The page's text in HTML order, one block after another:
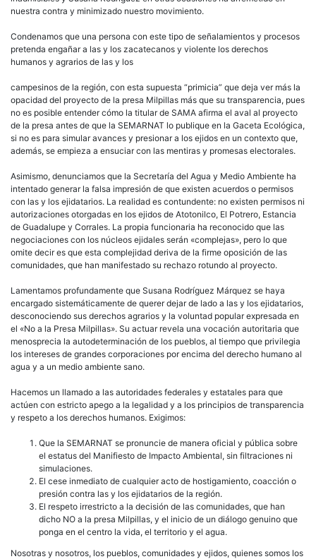
nuestra contra y minimizado nuestro movimiento.
Condenamos que una persona con este tipo de señalamientos y procesos
pretenda engañar a las y los zacatecanos y violente los derechos
humanos y agrarios de las y los
campesinos de la región, con esta supuesta “primicia” que deja ver más la
opacidad del proyecto de la presa Milpillas más que su transparencia, pues
no es posible entender cómo la titular de SAMA afirma el aval al proyecto
de la presa antes de que la SEMARNAT lo publique en la Gaceta Ecológica,
si no es para simular avances y presionar a los ejidos en un contexto que,
además, se empieza a ensuciar con las mentiras y promesas electorales.
Asimismo, denunciamos que la Secretaría del Agua y Medio Ambiente ha
intentado generar la falsa impresión de que existen acuerdos o permisos
con las y los ejidatarios. La realidad es contundente: no existen permisos ni
autorizaciones otorgadas en los ejidos de Atotonilco, El Potrero, Estancia
de Guadalupe y Corrales. La propia funcionaria ha reconocido que las
negociaciones con los núcleos ejidales serán «complejas», pero lo que
omite decir es que esta complejidad deriva de la firme oposición de las
comunidades, que han manifestado su rechazo rotundo al proyecto.
Lamentamos profundamente que Susana Rodríguez Márquez se haya
encargado sistemáticamente de querer dejar de lado a las y los ejidatarios,
desconociendo sus derechos agrarios y la voluntad popular expresada en
el «No a la Presa Milpillas». Su actuar revela una vocación autoritaria que
menosprecia la autodeterminación de los pueblos, al tiempo que privilegia
los intereses de grandes corporaciones por encima del derecho humano al
agua y a un medio ambiente sano.
Hacemos un llamado a las autoridades federales y estatales para que
actúen con estricto apego a la legalidad y a los principios de transparencia
y respeto a los derechos humanos. Exigimos:
Que la SEMARNAT se pronuncie de manera oficial y pública sobre
el estatus del Manifiesto de Impacto Ambiental, sin filtraciones ni
simulaciones.
El cese inmediato de cualquier acto de hostigamiento, coacción o
presión contra las y los ejidatarios de la región.
El respeto irrestricto a la decisión de las comunidades, que han
dicho NO a la presa Milpillas, y el inicio de un diálogo genuino que
ponga en el centro la vida, el territorio y el agua.
Nosotras y nosotros, los pueblos, comunidades y ejidos, quienes somos los